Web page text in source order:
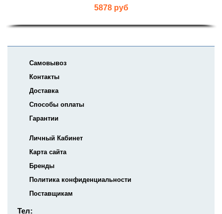
5878 руб
Самовывоз
Контакты
Доставка
Способы оплаты
Гарантии
Личный Кабинет
Карта сайта
Бренды
Политика конфиденциальности
Поставщикам
Тел: